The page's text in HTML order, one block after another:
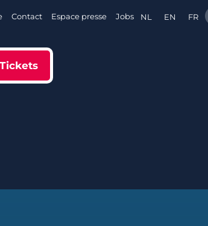
Contact Espace presse Jobs NL EN FR
Tickets